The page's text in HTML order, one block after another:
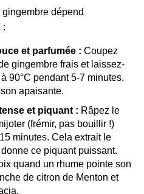
dépend
:
et parfumée : Coupez
gingembre frais et laissez-
90°C pendant 5-7 minutes.
apaisante.
et piquant : Râpez le
(frémir, pas bouillir !)
minutes. Cela extrait le
ce piquant puissant.
quand un rhume pointe son
de citron de Menton et